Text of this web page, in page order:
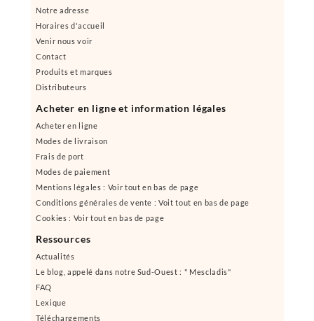
Notre adresse
Horaires d'accueil
Venir nous voir
Contact
Produits et marques
Distributeurs
Acheter en ligne et information légales
Acheter en ligne
Modes de livraison
Frais de port
Modes de paiement
Mentions légales : Voir tout en bas de page
Conditions générales de vente : Voit tout en bas de page
Cookies : Voir tout en bas de page
Ressources
Actualités
Le blog, appelé dans notre Sud-Ouest : " Mescladis"
FAQ
Lexique
Téléchargements